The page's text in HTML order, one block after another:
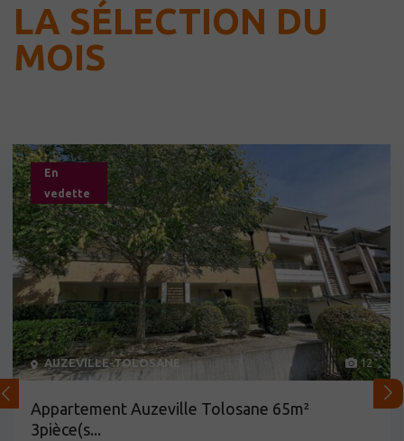
LA SÉLECTION DU
MOIS
12
AUZEVILLE-TOLOSANE
En
vedette
Appartement Auzeville Tolosane 65m²
3pièce(s...